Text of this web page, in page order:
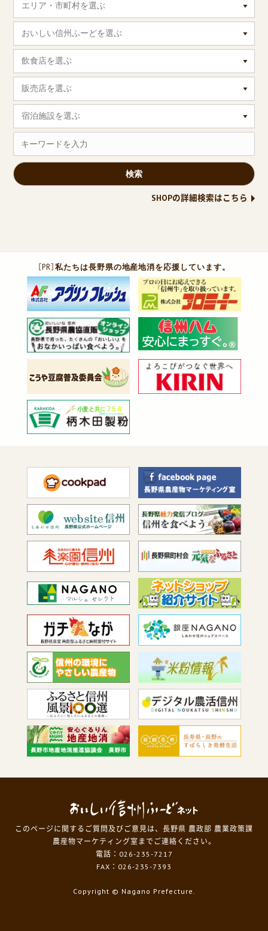
エリア・市町村を選ぶ
おいしい信州ふーどを選ぶ
飲食店を選ぶ
販売店を選ぶ
宿泊施設を選ぶ
SHOPの詳細検索はこちら
［PR］私たちは長野県の地産地消を応援しています。
このページに関するご質問及びご意見は、長野県 農政部 農業政策課
農産物マーケティング室までご連絡ください。
電話：026-235-7217
FAX：026-235-7393
Copyright © Nagano Prefecture.